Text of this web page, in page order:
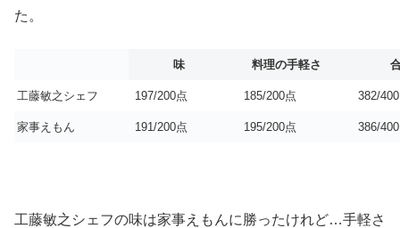
た。
味 料理の手軽さ
工藤敏之シェフ 197/200点 185/200点 382/
家事えもん 191/200点 195/200点 386/
工藤敏之シェフの味は家事えもんに勝ったけれど…手軽さ